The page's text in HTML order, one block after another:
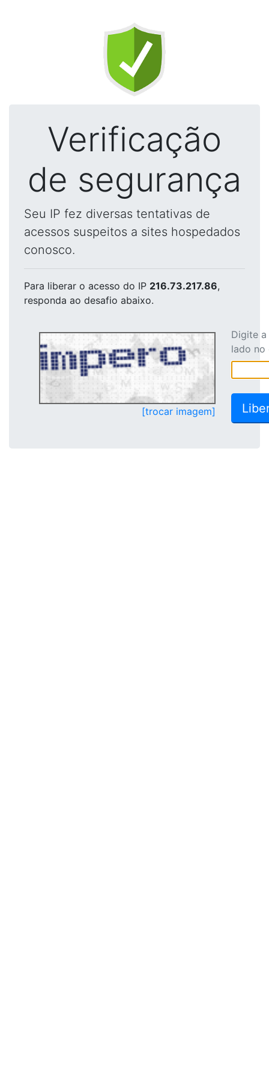
Verificação
de segurança
Seu IP fez diversas tentativas de
acessos suspeitos a sites hospedados
conosco.
Para liberar o acesso do IP 216.73.217.86,
responda ao desafio abaixo.
[trocar imagem]
Digite
lado no